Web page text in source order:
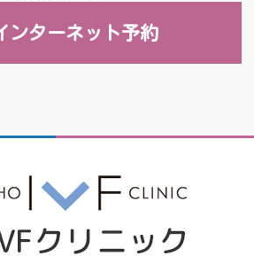
ンターネット予約